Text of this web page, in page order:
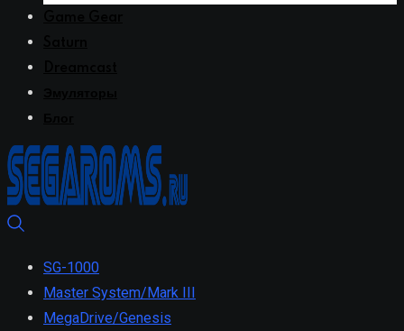
SG-1000
Master System/Mark III
MegaDrive/Genesis